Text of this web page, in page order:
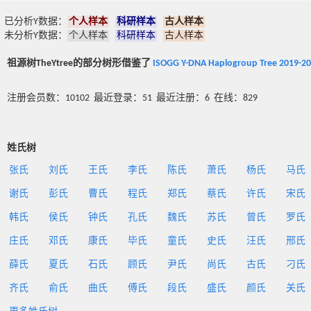
已分析Y数据： 个人样本 科研样本
古人样本
未分析Y数据：
个人样本 科研样本 古人样本
祖源树TheYtree的部分树形借鉴了 ISOGG Y-DNA Haplogroup Tree 2019-
注册会员数：10102 最近登录：51 最近注册：6 在线：829
姓氏树
张氏 刘氏 王氏 李氏 陈氏 萧氏 杨氏 马氏
谢氏 彭氏 曹氏 程氏 郑氏 蔡氏 许氏 宋氏
韩氏 侯氏 钟氏 孔氏 魏氏 苏氏 曾氏 罗氏
庄氏 邓氏 康氏 毕氏 童氏 史氏 汪氏 邢氏
薛氏 夏氏 石氏 顾氏 尹氏 尚氏 古氏 刁氏
齐氏 俞氏 曲氏 傅氏 段氏 盛氏 颜氏 关氏